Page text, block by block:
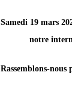
Samedi 19 mars
notre
Rassemblons-